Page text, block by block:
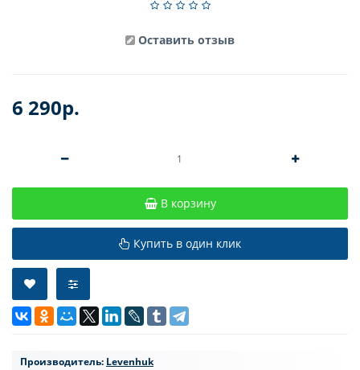
Оставить отзыв
6 290р.
В корзину
Купить в один клик
Производитель: Levenhuk